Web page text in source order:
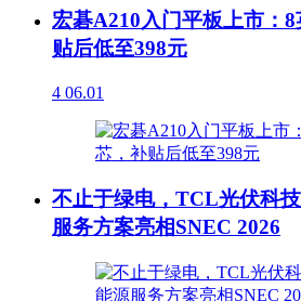
宏碁A210入门平板上市：
贴后低至398元
4 06.01
不止于绿电，TCL光伏科
服务方案亮相SNEC 2026